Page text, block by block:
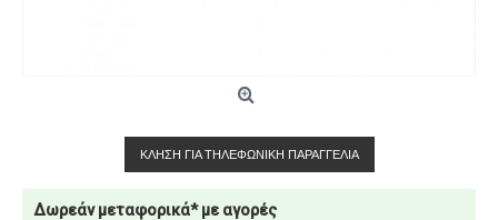
ΚΛΉΣΗ ΓΙΑ ΤΗΛΕΦΩΝΙΚΉ ΠΑΡΑΓΓΕΛΊΑ
Δωρεάν μεταφορικά* με αγορές